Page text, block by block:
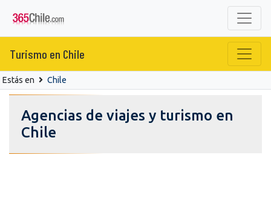
Turismo en Chile
Estás en Chile
Agencias de viajes y turismo en
Chile